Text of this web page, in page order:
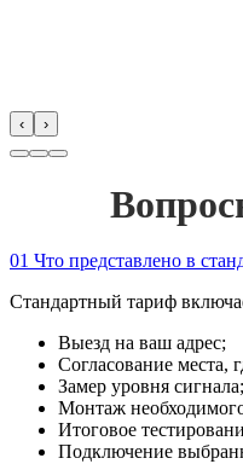
‹ ›
01 Что представлено в
Стандартный тариф
Выезд на ваш адрес;
Согласование места,
Замер уровня сигнала;
Монтаж
Итоговое
Подключение